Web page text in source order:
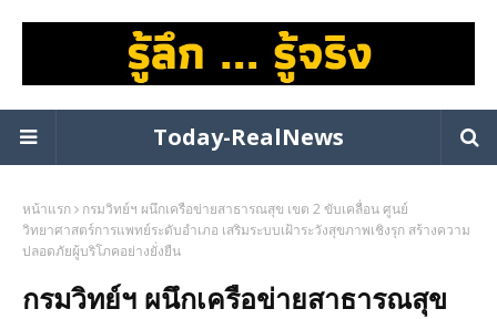
Today-RealNews
หน้าแรก
กรมวิทย์ฯ ผนึกเครือข่ายสาธารณสุข เขต 2 ขับเคลื่อน ศูนย์
วิทยาศาสตร์การแพทย์ระดับอำเภอ เสริมระบบเฝ้าระวังสุขภาพเชิงรุก สร้างความ
ปลอดภัยผู้บริโภคอย่างยั่งยืน
กรมวิทย์ฯ ผนึกเครือข่ายสาธารณสุข